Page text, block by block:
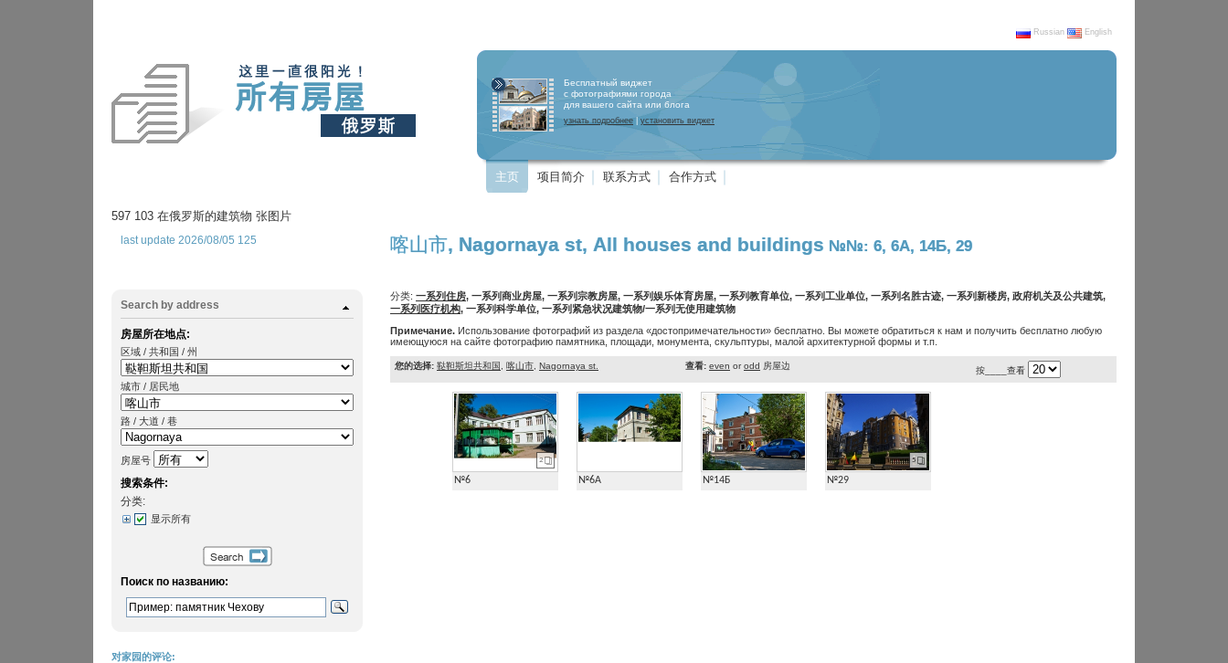
Russian English
Бесплатный виджет
с фотографиями города
для вашего сайта или блога
узнать подробнее установить виджет
主页 项目简介 联系方式 合作方式
597 103 在俄罗斯的建筑物 张图片
last update 2026/08/05 125
Search by address
房屋所在地点:
区域 / 共和国 / 州
城市 / 居民地
路 / 大道 / 巷
房屋号
搜索条件:
分类:
显示所有
Поиск по названию:
对家园的评论:
喀山市, Nagornaya st, All houses and buildings №№: 6, 6А, 14Б, 29
分类: 一系列住房, 一系列商业房屋, 一系列宗教房屋, 一系列娱乐体育房屋, 一系列教育单位, 一系列工业单位, 一系列名胜古迹, 一系列新楼房, 政府机关及公共建筑,
一系列医疗机构, 一系列科学单位, 一系列紧急状况建筑物/一系列无使用建筑物
Примечание. Использование фотографий из раздела «достопримечательности» бесплатно. Вы можете обратиться к нам и получить бесплатно любую
имеющуюся на сайте фотографию памятника, площади, монумента, скульптуры, малой архитектурной формы и т.п.
您的选择: 鞑靼斯坦共和国 喀山市 Nagornaya st. 查看: even orodd 房屋边 按____查看
№6
2
№6А №14Б №29
5